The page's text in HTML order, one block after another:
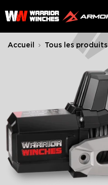
auWarrior
Accueil Tous les produits